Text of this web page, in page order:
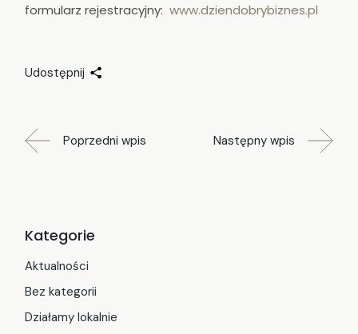
formularz rejestracyjny:www.dziendobrybiznes.pl
Udostępnij
Poprzedni wpis Następny wpis
Kategorie
Aktualności
Bez kategorii
Działamy lokalnie